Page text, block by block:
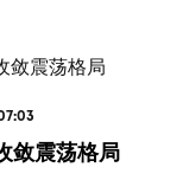
敛震荡格局